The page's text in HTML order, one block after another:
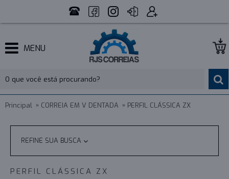
MENU
Principal CORREIA EM V DENTADA PERFIL CLÁSSICA ZX
REFINE SUA BUSCA
PERFIL CLÁSSICA ZX